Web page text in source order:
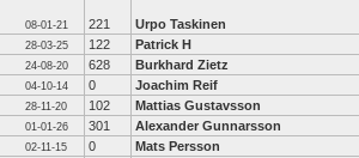
08-01-21 221 Urpo Taskinen
28-03-25 122 Patrick H
24-08-20 628 Burkhard Zietz
04-10-14 0 Joachim Reif
28-11-20 102 Mattias Gustavsson
01-01-26 301 Alexander Gunnarsson
02-11-15 0 Mats Persson